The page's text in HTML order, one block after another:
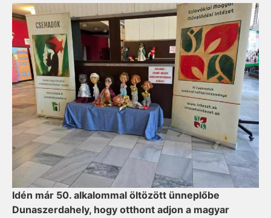
Idén már 50. alkalommal öltözött ünneplőbe
Dunaszerdahely, hogy otthont adjon a magyar